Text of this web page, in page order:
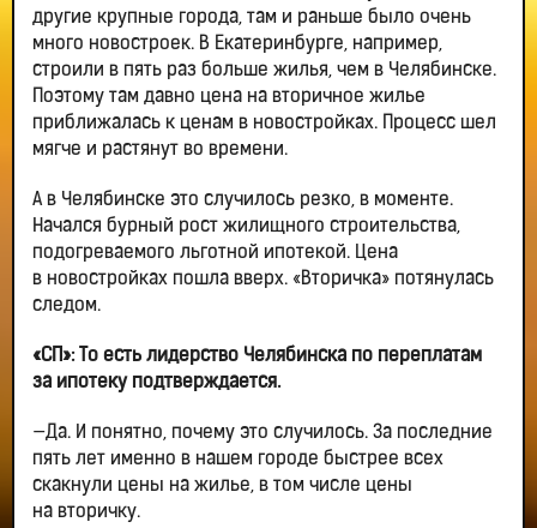
другие крупные города, там и раньше было очень
много новостроек. В Екатеринбурге, например,
строили в пять раз больше жилья, чем в Челябинске.
Поэтому там давно цена на вторичное жилье
приближалась к ценам в новостройках. Процесс шел
мягче и растянут во времени.
А в Челябинске это случилось резко, в моменте.
Начался бурный рост жилищного строительства,
подогреваемого льготной ипотекой. Цена
в новостройках пошла вверх. «Вторичка» потянулась
следом.
«СП»: То есть лидерство Челябинска по переплатам
за ипотеку подтверждается.
—Да. И понятно, почему это случилось. За последние
пять лет именно в нашем городе быстрее всех
скакнули цены на жилье, в том числе цены
на вторичку.